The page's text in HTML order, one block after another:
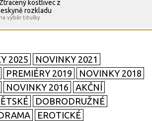
Ztracený kostlivec z
rozkladu
na výběr titulky
2025
NOVINKY 2021
PREMIÉRY 2019
NOVINKY 2018
NOVINKY 2016
AKČNÍ
DOBRODRUŽNÉ
EROTICKÉ